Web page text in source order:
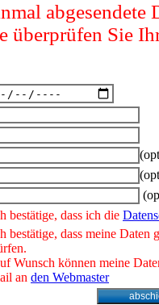
überprüfen Sie
bestätige, dass ich die
bestätige, dass meine Daten
Wunsch können meine
an den Webmaster